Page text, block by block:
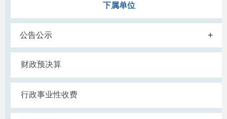
下属单位
公告公示 +
财政预决算
行政事业性收费